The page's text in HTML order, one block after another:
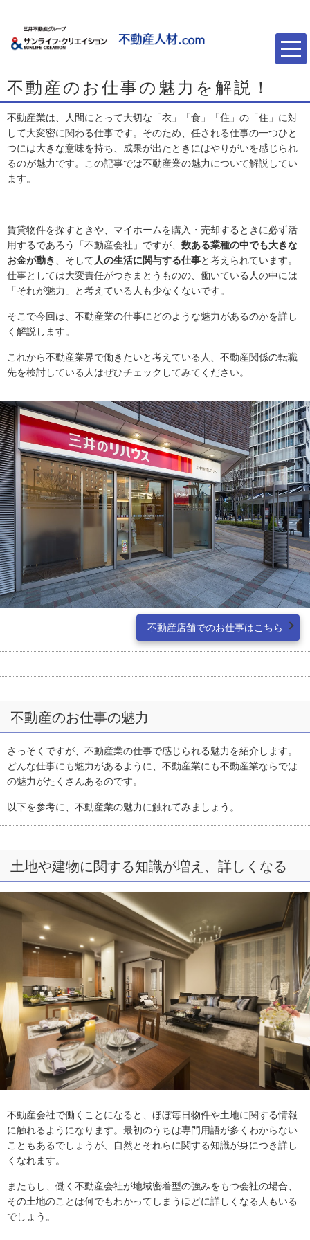
不動産のお仕事の魅力を解説！
不動産業は、人間にとって大切な「衣」「食」「住」の「住」に対
して大変密に関わる仕事です。そのため、任される仕事の一つひと
つには大きな意味を持ち、成果が出たときにはやりがいを感じられ
るのが魅力です。この記事では不動産業の魅力について解説してい
ます。
賃貸物件を探すときや、マイホームを購入・売却するときに必ず活
用するであろう「不動産会社」ですが、 数ある業種の中でも大きな
お金が動き
、そして 人の生活に関与する仕事と考えられています。
仕事としては大変責任がつきまとうものの、働いている人の中には
「それが魅力」と考えている人も少なくないです。
そこで今回は、不動産業の仕事にどのような魅力があるのかを詳し
く解説します。
これから不動産業界で働きたいと考えている人、不動産関係の転職
先を検討している人はぜひチェックしてみてください。
不動産店舗でのお仕事はこちら
不動産のお仕事の魅力
さっそくですが、不動産業の仕事で感じられる魅力を紹介します。
どんな仕事にも魅力があるように、不動産業にも不動産業ならでは
の魅力がたくさんあるのです。
以下を参考に、不動産業の魅力に触れてみましょう。
土地や建物に関する知識が増え、詳しくなる
不動産会社で働くことになると、ほぼ毎日物件や土地に関する情報
に触れるようになります。最初のうちは専門用語が多くわからない
こともあるでしょうが、自然とそれらに関する知識が身につき詳し
くなれます。
またもし、働く不動産会社が地域密着型の強みをもつ会社の場合、
その土地のことは何でもわかってしまうほどに詳しくなる人もいる
でしょう。